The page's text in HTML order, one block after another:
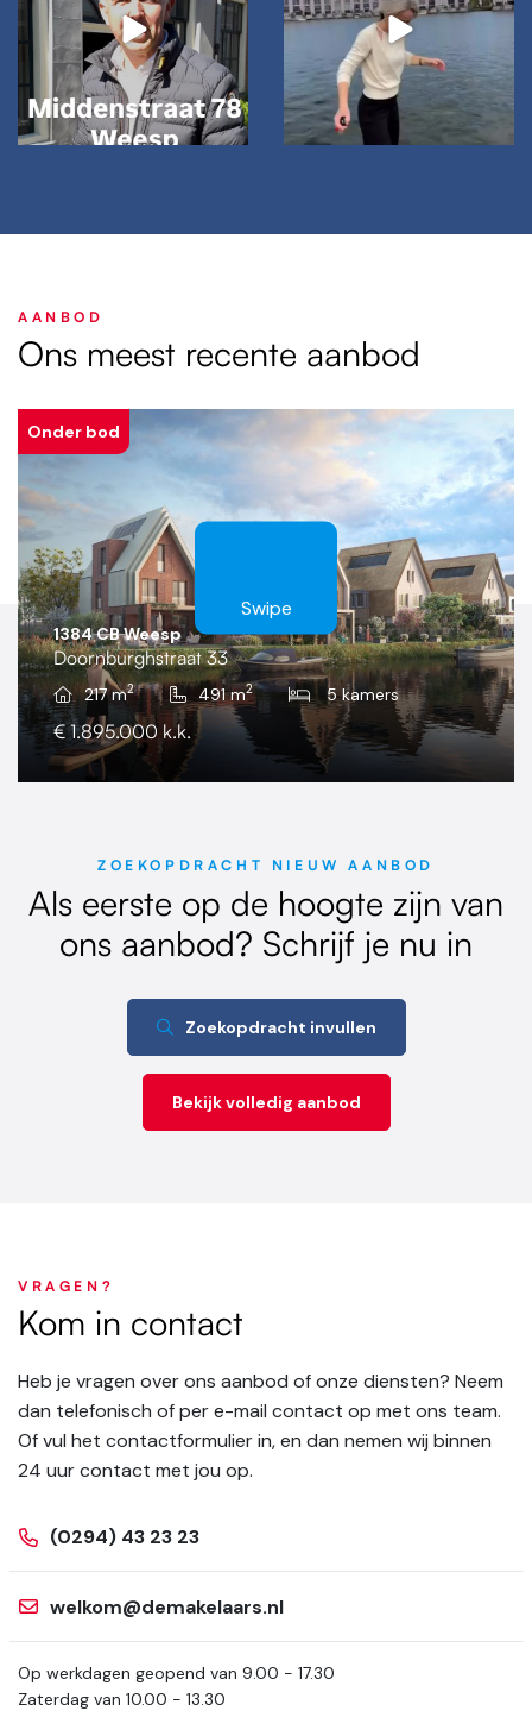
AANBOD
Ons meest recente aanbod
Onder bod
1384 CB Weesp
Doornburghstraat 33
217 m2 491 m2 5 kamers
€ 1.895.000 k.k.
Swipe
ZOEKOPDRACHT NIEUW AANBOD
Als eerste op de hoogte zijn van
ons aanbod? Schrijf je nu in
Zoekopdracht invullen
Bekijk volledig aanbod
VRAGEN?
Kom in contact
Heb je vragen over ons aanbod of onze diensten? Neem
dan telefonisch of per e-mail contact op met ons team.
Of vul het contactformulier in, en dan nemen wij binnen
24 uur contact met jou op.
(0294) 43 23 23
welkom@demakelaars.nl
Op werkdagen geopend van 9.00 - 17.30
Zaterdag van 10.00 - 13.30